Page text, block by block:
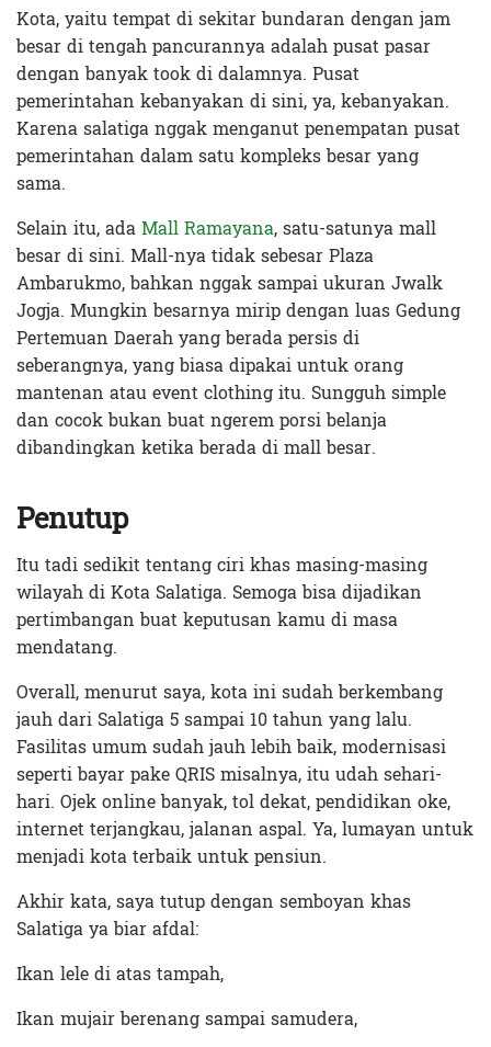
Kota, yaitu tempat di sekitar bundaran dengan jam
besar di tengah pancurannya adalah pusat pasar
dengan banyak took di dalamnya. Pusat
pemerintahan kebanyakan di sini, ya, kebanyakan.
Karena salatiga nggak menganut penempatan pusat
pemerintahan dalam satu kompleks besar yang
sama.
Selain itu, adaMall Ramayana, satu-satunya mall
besar di sini. Mall-nya tidak sebesar Plaza
Ambarukmo, bahkan nggak sampai ukuran Jwalk
Jogja. Mungkin besarnya mirip dengan luas Gedung
Pertemuan Daerah yang berada persis di
seberangnya, yang biasa dipakai untuk orang
mantenan atau event clothing itu. Sungguh simple
dan cocok bukan buat ngerem porsi belanja
dibandingkan ketika berada di mall besar.
Penutup
Itu tadi sedikit tentang ciri khas masing-masing
wilayah di Kota Salatiga. Semoga bisa dijadikan
pertimbangan buat keputusan kamu di masa
mendatang.
Overall, menurut saya, kota ini sudah berkembang
jauh dari Salatiga 5 sampai 10 tahun yang lalu.
Fasilitas umum sudah jauh lebih baik, modernisasi
seperti bayar pake QRIS misalnya, itu udah sehari-
hari. Ojek online banyak, tol dekat, pendidikan oke,
internet terjangkau, jalanan aspal. Ya, lumayan untuk
menjadi kota terbaik untuk pensiun.
Akhir kata, saya tutup dengan semboyan khas
Salatiga ya biar afdal:
Ikan lele di atas tampah,
Ikan mujair berenang sampai samudera,